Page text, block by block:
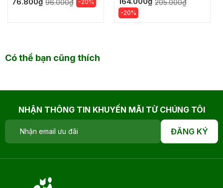
96.000₫ -20% 205.000₫
-20%
Có thể bạn cũng thích
NHẬN THÔNG TIN KHUYẾN MÃI TỪ CHÚNG TÔI
ĐĂNG KÝ